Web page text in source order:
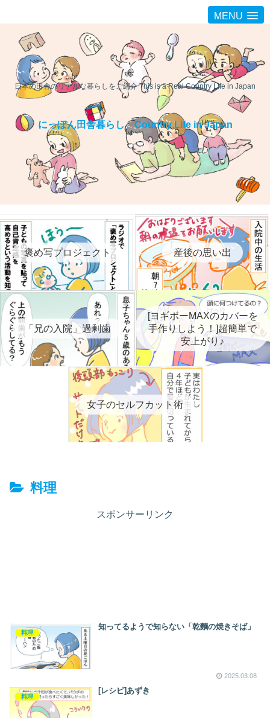
MENU
日本の田舎のリアルな暮らしをご紹介 This is a Real Country Life in Japan
にっぽん田舎暮らし Country Life in Japan
褒め写プロジェクト 産後の思い出
「兄の入院」過剰歯
[ヨギボーMAXのカバーを
手作りしよう！]超簡単で
安上がり♪
女子のセルフカット術
料理
スポンサーリンク
料理
知ってるようで知らない「乾麵の焼きそば」
2025.03.08
料理
[レシピ]あずき